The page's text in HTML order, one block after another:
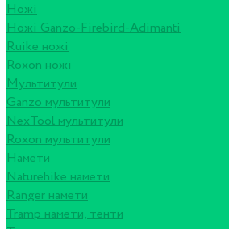
Ножі
Ножі Ganzo-Firebird-Adimanti
Ruike ножі
Roxon ножi
Мультитули
Ganzo мультитули
NexTool мультитули
Roxon мультитули
Намети
Naturehike намети
Ranger намети
Tramp намети, тенти